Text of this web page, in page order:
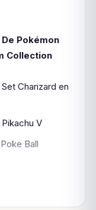
De Pokémon
Collection
Charizard en
V
Ball